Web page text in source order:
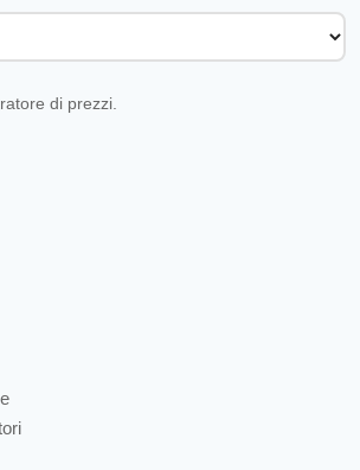
di prezzi.